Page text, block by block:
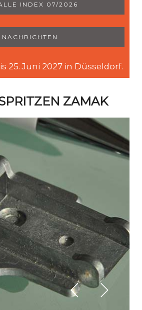
ZAMAK
INDEX 07/2026
NACHRICHTEN
25. Juni 2027 in Düsseldorf.